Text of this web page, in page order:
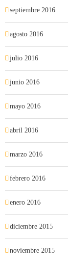
septiembre 2016
agosto 2016
julio 2016
junio 2016
mayo 2016
abril 2016
marzo 2016
febrero 2016
enero 2016
diciembre 2015
noviembre 2015